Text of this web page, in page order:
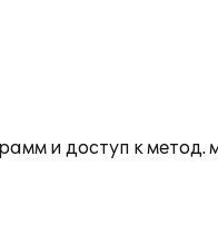
и доступ к метод.